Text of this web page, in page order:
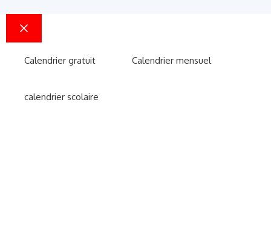
Fermer
Calendrier gratuit Calendrier mensuel
calendrier scolaire